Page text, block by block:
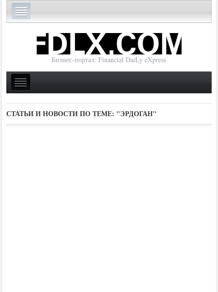
Бизнес-портал: Financial DaiLy eXpress
СТАТЬИ И НОВОСТИ ПО ТЕМЕ: "ЭРДОГАН"